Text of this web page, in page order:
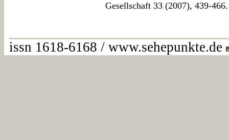
Gesellschaft 33 (2007), 439-466.
issn 1618-6168 / www.sehepunkte.de